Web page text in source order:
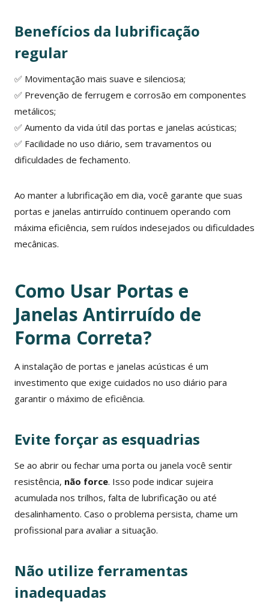
Benefícios da lubrificação
regular
✅ Movimentação mais suave e silenciosa;
✅ Prevenção de ferrugem e corrosão em componentes
metálicos;
✅ Aumento da vida útil das portas e janelas acústicas;
✅ Facilidade no uso diário, sem travamentos ou
dificuldades de fechamento.
Ao manter a lubrificação em dia, você garante que suas
portas e janelas antirruído continuem operando com
máxima eficiência, sem ruídos indesejados ou dificuldades
mecânicas.
Como Usar Portas e
Janelas Antirruído de
Forma Correta?
A instalação de portas e janelas acústicas é um
investimento que exige cuidados no uso diário para
garantir o máximo de eficiência.
Evite forçar as esquadrias
Se ao abrir ou fechar uma porta ou janela você sentir
resistência, não force. Isso pode indicar sujeira
acumulada nos trilhos, falta de lubrificação ou até
desalinhamento. Caso o problema persista, chame um
profissional para avaliar a situação.
Não utilize ferramentas
inadequadas